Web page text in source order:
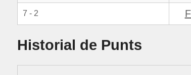
7 - 2
Historial de Punts